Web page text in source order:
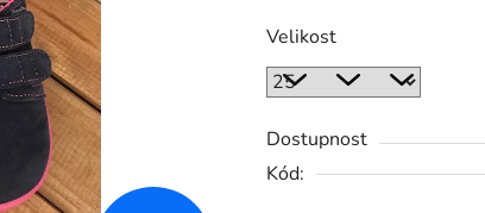
Velikost
Dostupnost
Kód: